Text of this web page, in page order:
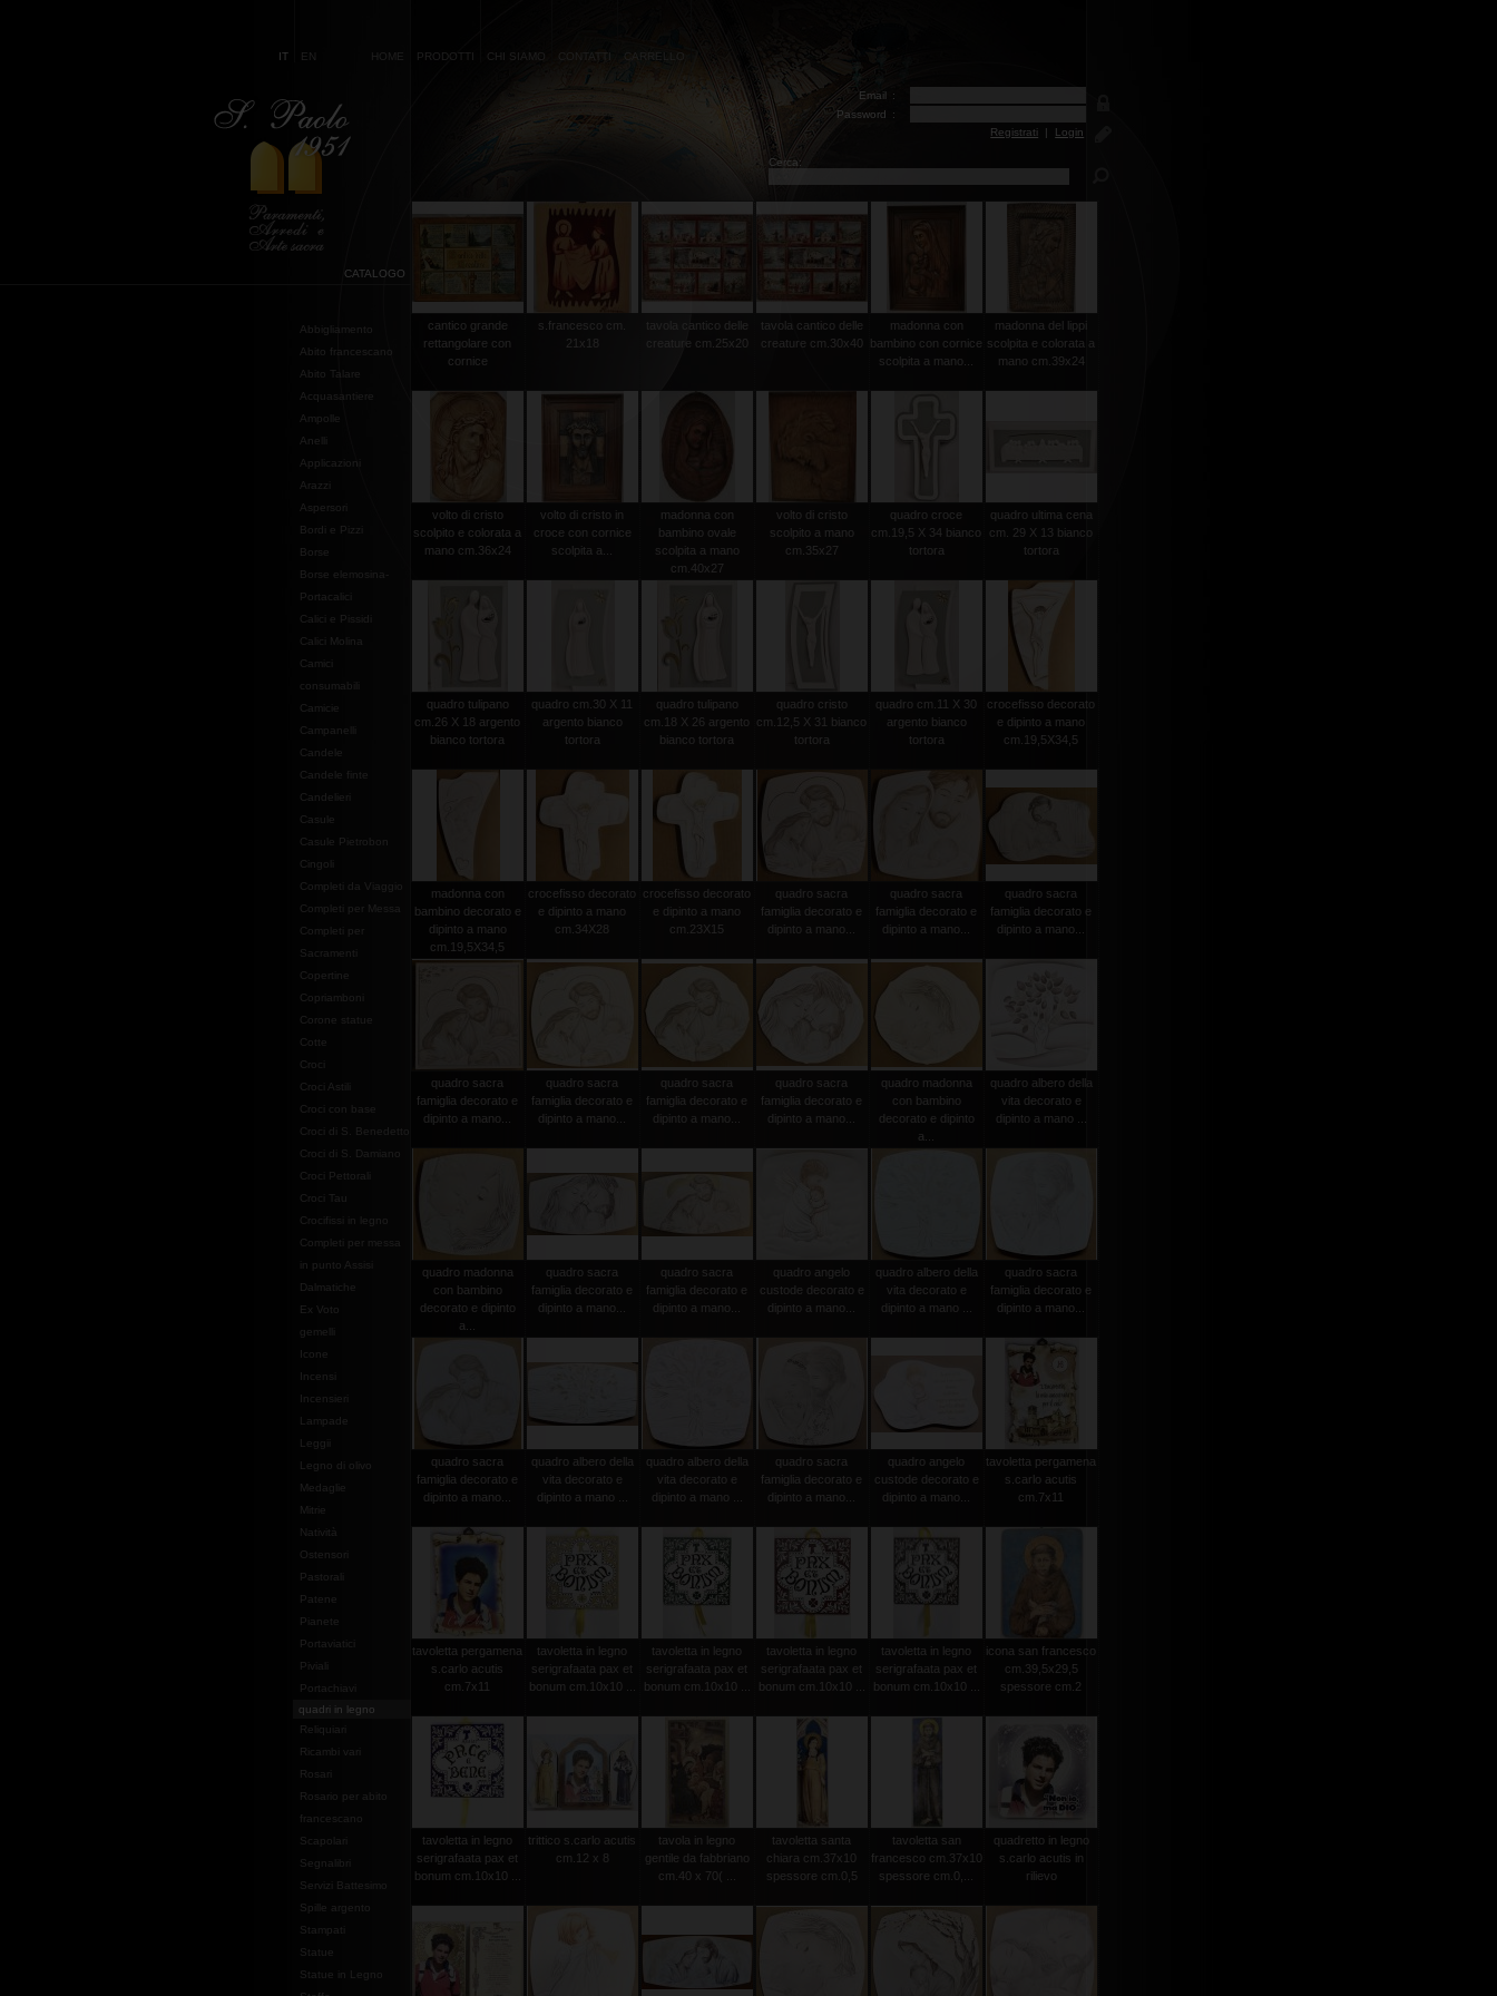
IT EN HOME PRODOTTI CHI SIAMO CONTATTI
Email :
Password
:
Registrati | Login
Cerca:
CATALOGO
Abbigliamento
Abito francescano
Abito Talare
Acquasantiere
Ampolle
Anelli
Applicazioni
Arazzi
Aspersori
Bordi e Pizzi
Borse
Borse elemosina-
Portacalici
Calici e Pissidi
Calici Molina
Camici
consumabili
Camicie
Campanelli
Candele
Candele finte
Candelieri
Casule
Casule Pietrobon
Cingoli
Completi da Viaggio
Completi per Messa
Completi per
Sacramenti
Copertine
Copriamboni
Corone statue
Cotte
Croci
Croci Astili
Croci con base
Croci di S. Benedetto
Croci di S. Damiano
Croci Pettorali
Croci Tau
Crocifissi in legno
Completi per messa
in punto Assisi
Dalmatiche
Ex Voto
gemelli
Icone
Incensi
Incensieri
Lampade
Leggii
Legno di olivo
Medaglie
Mitrie
Natività
Ostensori
Pastorali
Patene
Pianete
Portaviatici
Piviali
Portachiavi
quadri in legno
Reliquiari
Ricambi vari
Rosari
Rosario per abito
francescano
Scapolari
Segnalibri
Servizi Battesimo
Spille argento
Stampati
Statue
Statue in Legno
cantico grande
rettangolare con
cornice
s.francesco cm.
21x18
tavola cantico delle
creature cm.25x20
tavola cantico delle
creature cm.30x40
madonna con
bambino con cornice
scolpita a mano...
madonna del lippi
scolpita e colorata a
mano cm.39x24
volto di cristo
scolpito e colorata a
mano cm.36x24
volto di cristo in
croce con cornice
scolpita a...
madonna con
bambino ovale
scolpita a mano
cm.40x27
volto di cristo
scolpito a mano
cm.35x27
quadro croce
cm.19,5 X 34 bianco
tortora
quadro ultima cena
cm. 29 X 13 bianco
tortora
quadro tulipano
cm.26 X 18 argento
bianco tortora
quadro cm.30 X 11
argento bianco
tortora
quadro tulipano
cm.18 X 26 argento
bianco tortora
quadro cristo
cm.12,5 X 31 bianco
tortora
quadro cm.11 X 30
argento bianco
tortora
crocefisso decorato
e dipinto a mano
cm.19,5X34,5
madonna con
bambino decorato e
dipinto a mano
cm.19,5X34,5
crocefisso decorato
e dipinto a mano
cm.34X28
crocefisso decorato
e dipinto a mano
cm.23X15
quadro sacra
famiglia decorato e
dipinto a mano...
quadro sacra
famiglia decorato e
dipinto a mano...
quadro sacra
famiglia decorato e
dipinto a mano...
quadro sacra
famiglia decorato e
dipinto a mano...
quadro sacra
famiglia decorato e
dipinto a mano...
quadro sacra
famiglia decorato e
dipinto a mano...
quadro sacra
famiglia decorato e
dipinto a mano...
quadro madonna
con bambino
decorato e dipinto
a...
quadro albero della
vita decorato e
dipinto a mano ...
quadro madonna
con bambino
decorato e dipinto
a...
quadro sacra
famiglia decorato e
dipinto a mano...
quadro sacra
famiglia decorato e
dipinto a mano...
quadro angelo
custode decorato e
dipinto a mano...
quadro albero della
vita decorato e
dipinto a mano ...
quadro sacra
famiglia decorato e
dipinto a mano...
quadro sacra
famiglia decorato e
dipinto a mano...
quadro albero della
vita decorato e
dipinto a mano ...
quadro albero della
vita decorato e
dipinto a mano ...
quadro sacra
famiglia decorato e
dipinto a mano...
quadro angelo
custode decorato e
dipinto a mano...
tavoletta pergamena
s.carlo acutis
cm.7x11
tavoletta pergamena
s.carlo acutis
cm.7x11
tavoletta in legno
serigrafaata pax et
bonum cm.10x10 ...
tavoletta in legno
serigrafaata pax et
bonum cm.10x10 ...
tavoletta in legno
serigrafaata pax et
bonum cm.10x10 ...
tavoletta in legno
serigrafaata pax et
bonum cm.10x10 ...
icona san francesco
cm.39,5x29,5
spessore cm.2
tavoletta in legno
serigrafaata pax et
bonum cm.10x10 ...
trittico s.carlo acutis
cm.12 x 8
tavola in legno
gentile da fabbriano
cm.40 x 70( ...
tavoletta santa
chiara cm.37x10
spessore cm.0,5
tavoletta san
francesco cm.37x10
spessore cm.0,...
quadretto in legno
s.carlo acutis in
rilievo